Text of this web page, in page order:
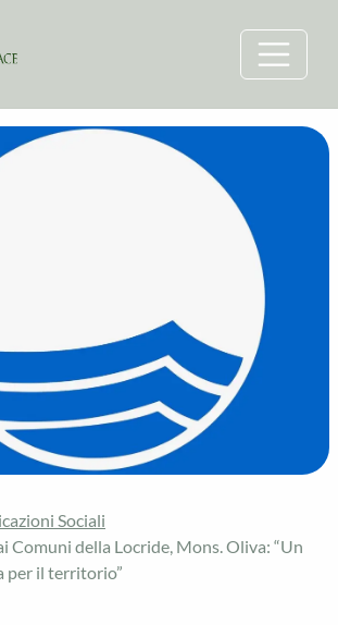
Sociali
Comuni della Locride, Mons. Oliva: “Un
per il territorio”